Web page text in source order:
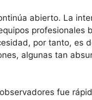
abierto. La
profesionales
por tanto, es
algunas tan
fue